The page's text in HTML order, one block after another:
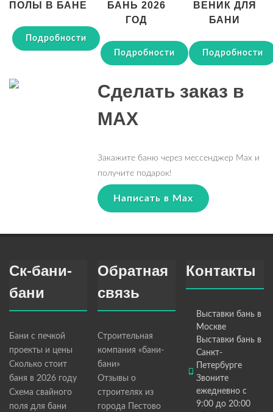
ПОЛЫ В БАНЕ
Подробности
БАНЬ 2026
ГОД
Подробности
ВЕНИК ДЛЯ
БАНИ
Подробности
Сделать заказ в
MAX
Закажите баню через мессенджер Max и
получите подарок!
Написать в Max
Ск-бани-
бани
Бани с печкой
проекты и цены
Сколько стоит
баня в 2026 году
Схема свайного
поля для бани
Обратная
связь
Строительная
компания «бани-
бани»
Отзывы о
строителях из
города Пестово
Контакты
Выставки бань в
Москве
Выставки бань в
Санкт-
Петербурге
Звоните
ежедневно с
9:00 до 20:00